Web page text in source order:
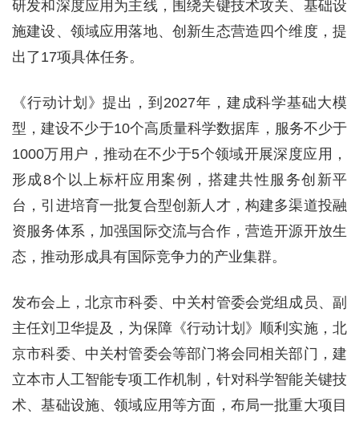
研发和深度应用为主线，围绕关键技术攻关、基础设
施建设、领域应用落地、创新生态营造四个维度，提
出了17项具体任务。
《行动计划》提出，到2027年，建成科学基础大模
型，建设不少于10个高质量科学数据库，服务不少于
1000万用户，推动在不少于5个领域开展深度应用，
形成8个以上标杆应用案例，搭建共性服务创新平
台，引进培育一批复合型创新人才，构建多渠道投融
资服务体系，加强国际交流与合作，营造开源开放生
态，推动形成具有国际竞争力的产业集群。
发布会上，北京市科委、中关村管委会党组成员、副
主任刘卫华提及，为保障《行动计划》顺利实施，北
京市科委、中关村管委会等部门将会同相关部门，建
立本市人工智能专项工作机制，针对科学智能关键技
术、基础设施、领域应用等方面，布局一批重大项目